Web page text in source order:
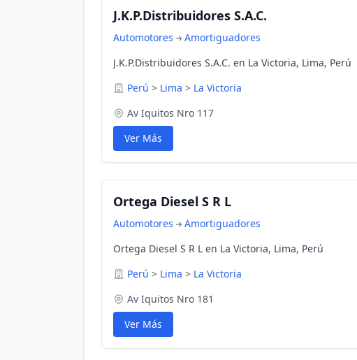
J.K.P.Distribuidores S.A.C.
Automotores
Amortiguadores
J.K.P.Distribuidores S.A.C. en La Victoria, Lima, Perú
Perú > Lima > La Victoria
Av Iquitos Nro 117
Ver Más
Ortega Diesel S R L
Automotores
Amortiguadores
Ortega Diesel S R L en La Victoria, Lima, Perú
Perú > Lima > La Victoria
Av Iquitos Nro 181
Ver Más